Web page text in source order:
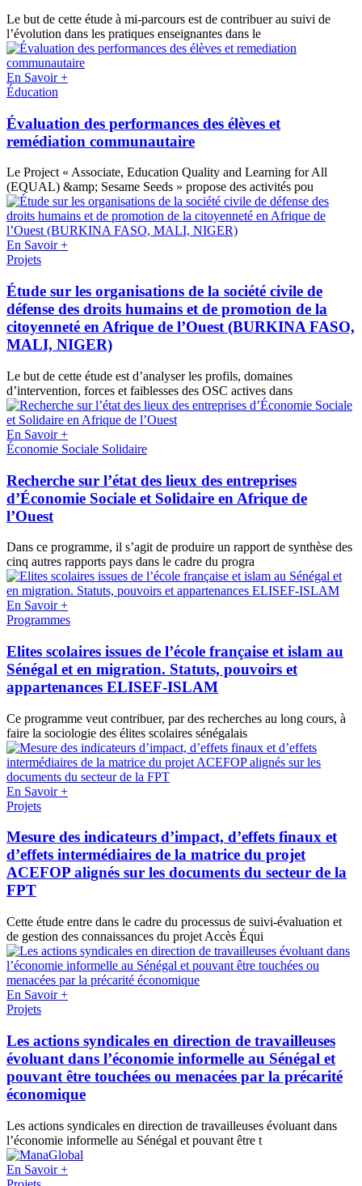
Le but de cette étude à mi-parcours est de contribuer au suivi de
l’évolution dans les pratiques enseignantes dans le
En Savoir +
Éducation
Évaluation des performances des élèves et
remédiation communautaire
Le Project « Associate, Education Quality and Learning for All
(EQUAL) &amp; Sesame Seeds » propose des activités pou
En Savoir +
Projets
Étude sur les organisations de la société civile de
défense des droits humains et de promotion de la
citoyenneté en Afrique de l’Ouest (BURKINA FASO,
MALI, NIGER)
Le but de cette étude est d’analyser les profils, domaines
d’intervention, forces et faiblesses des OSC actives dans
En Savoir +
Économie Sociale Solidaire
Recherche sur l’état des lieux des entreprises
d’Économie Sociale et Solidaire en Afrique de
l’Ouest
Dans ce programme, il s’agit de produire un rapport de synthèse des
cinq autres rapports pays dans le cadre du progra
En Savoir +
Programmes
Elites scolaires issues de l’école française et islam au
Sénégal et en migration. Statuts, pouvoirs et
appartenances ELISEF-ISLAM
Ce programme veut contribuer, par des recherches au long cours, à
faire la sociologie des élites scolaires sénégalais
En Savoir +
Projets
Mesure des indicateurs d’impact, d’effets finaux et
d’effets intermédiaires de la matrice du projet
ACEFOP alignés sur les documents du secteur de la
FPT
Cette étude entre dans le cadre du processus de suivi-évaluation et
de gestion des connaissances du projet Accès Équi
En Savoir +
Projets
Les actions syndicales en direction de travailleuses
évoluant dans l’économie informelle au Sénégal et
pouvant être touchées ou menacées par la précarité
économique
Les actions syndicales en direction de travailleuses évoluant dans
l’économie informelle au Sénégal et pouvant être t
En Savoir +